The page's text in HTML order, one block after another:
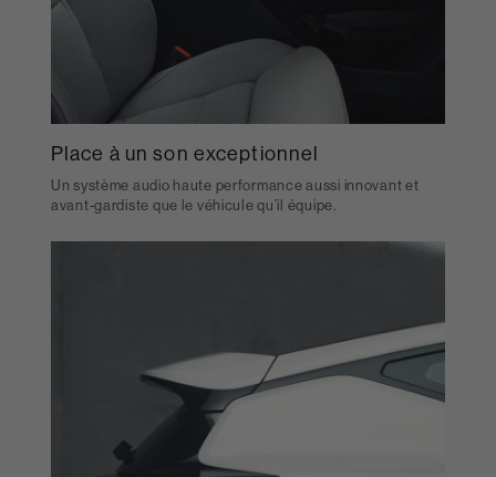
Place à un son exceptionnel
Un système audio haute performance aussi innovant et
avant-gardiste que le véhicule qu’il équipe.